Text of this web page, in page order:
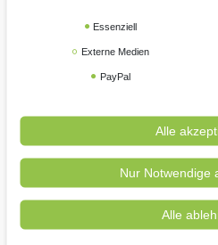
Essenziell
Externe Medien
PayPal
Alle
Nur Notwendige
Alle